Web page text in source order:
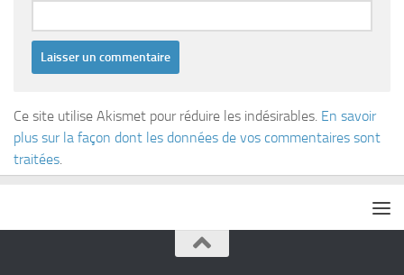
Ce site utilise Akismet pour réduire les indésirables. En savoir
plus sur la façon dont les données de vos commentaires sont
traitées.